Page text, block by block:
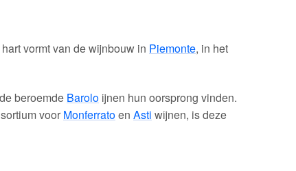
vormt van de wijnbouw in Piemonte, in het
beroemde Barolo ijnen hun oorsprong vinden.
voor Monferratoen Asti wijnen, is deze